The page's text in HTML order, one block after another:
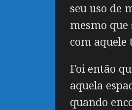
seu uso de
mesmo
com
Foi então
aquela
quando